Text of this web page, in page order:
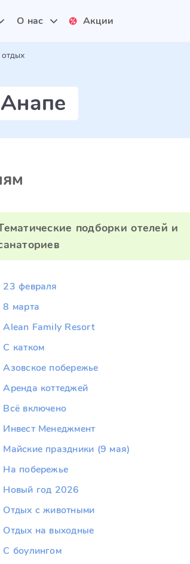
О нас Акции
подборки отелей и
23 февраля
8 марта
Alean Family Resort
C катком
Азовское побережье
Аренда коттеджей
Всё включено
Инвест Менеджмент
Майские праздники (9 мая)
На побережье
Новый год 2026
Отдых c животными
Отдых на выходные
С боулингом